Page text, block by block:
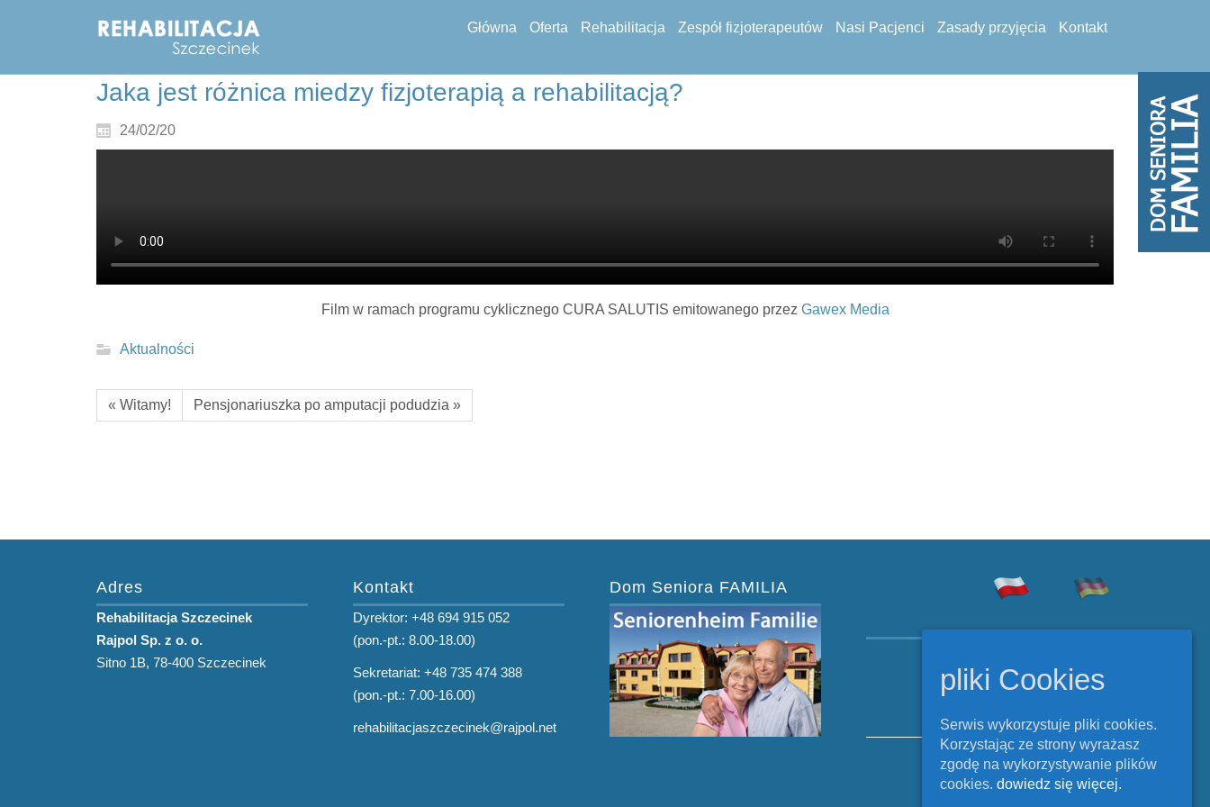
Główna Oferta Rehabilitacja Zespół fizjoterapeutów Nasi Pacjenci Zasady przyjęcia Kontakt
Jaka jest różnica miedzy fizjoterapią a rehabilitacją?
24/02/20
Film w ramach programu cyklicznego CURA SALUTIS emitowanego przez Gawex Media
Aktualności
« Witamy! Pensjonariuszka po amputacji podudzia »
Adres
Rehabilitacja Szczecinek
Rajpol Sp. z o. o.
Sitno 1B, 78-400 Szczecinek
Kontakt
Dyrektor: +48 694 915 052
(pon.-pt.: 8.00-18.00)
Sekretariat: +48 735 474 388
(pon.-pt.: 7.00-16.00)
rehabilitacjaszczecinek@rajpol.net
Dom Seniora FAMILIA
Szczecinek 2026.
Polityka cookies
pliki Cookies
Serwis wykorzystuje pliki cookies.
Korzystając ze strony wyrażasz
zgodę na wykorzystywanie plików
cookies. dowiedz się więcej.